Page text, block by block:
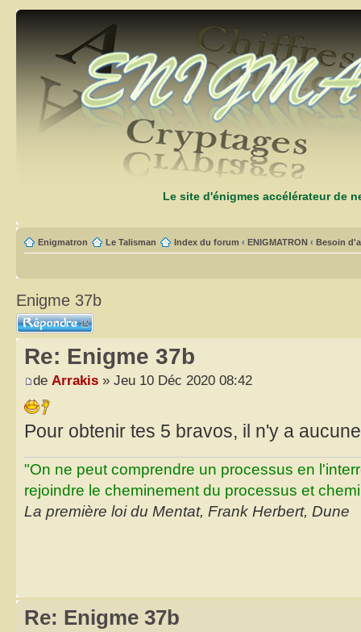
Le site d'énigmes accélérateur de
Enigmatron Le Talisman Index du forum ‹ ENIGMATRON ‹ Besoin
Enigme 37b
Répondre
Re: Enigme 37b
de Arrakis » Jeu 10 Déc 2020 08:42
Pour obtenir tes 5 bravos, il n'y a
"On ne peut comprendre un processus en
rejoindre le cheminement du processus et
La première loi du Mentat, Frank Herbert, Dune
Re: Enigme 37b